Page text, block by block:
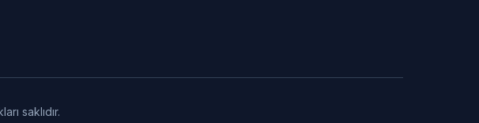
saklıdır.